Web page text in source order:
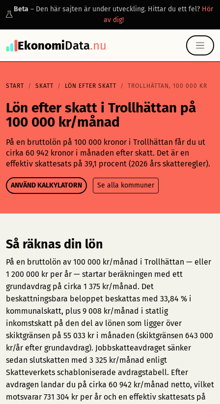
Beta – Den här sajten är under utveckling. Hittar du ett fel? Hör
av dig!
EkonomiData.nu
START SKATT LÖN EFTER SKATT TROLLHÄTTAN, 100 000 KR
Lön efter skatt i Trollhättan på
100 000 kr/månad
På en bruttolön på 100 000 kronor i Trollhättan får du ut
cirka 60 942 kronor i månaden efter skatt. Det är en
effektiv skattesats på 39,1 procent (2026 års skatteregler).
ANVÄND KALKYLATORN Se alla kommuner
Så räknas din lön
På en bruttolön av 100 000 kr/månad i Trollhättan — eller
1 200 000 kr per år — startar beräkningen med ett
grundavdrag på cirka 1 375 kr/månad. Det
beskattningsbara beloppet beskattas med 33,84 % i
kommunalskatt, plus 9 008 kr/månad i statlig
inkomstskatt på den del av lönen som ligger över
skiktgränsen på 55 033 kr i månaden (skiktgränsen 643 000
kr/år efter grundavdrag). Jobbskatteavdraget sänker
sedan slutskatten med 3 325 kr/månad enligt
Skatteverkets schabloniserade avdragstabell. Efter
avdragen landar du på cirka 60 942 kr/månad netto, vilket
motsvarar 731 304 kr per år och en effektiv skattesats på